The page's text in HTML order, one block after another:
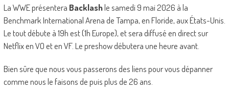
La WWE présentera Backlashle samedi 9 mai 2026 à la
Benchmark International Arena de Tampa, en Floride, aux États-Unis.
Le tout débute à 19h est (1h Europe), et sera diffusé en direct sur
Netflix en VO et en VF. Le preshow débutera une heure avant.
Bien sûre que nous vous passerons des liens pour vous dépanner
comme nous le faisons de puis plus de 26 ans.